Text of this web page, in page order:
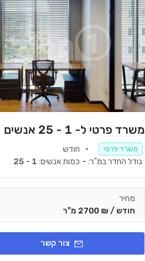
משרד פרטי ל- 1 - 25 אנשים
משרד פרטי
חודש
כמות אנשים:1 - 25 גודל החדר במ"ר: -
מחיר
חודש / ₪ 2700 מ"ר
צור קשר